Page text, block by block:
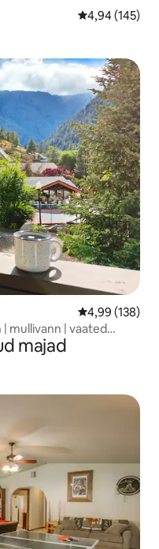
Keskmine
4,94 (145)
Keskmine
4,99 (138)
mullivann | vaated
majad